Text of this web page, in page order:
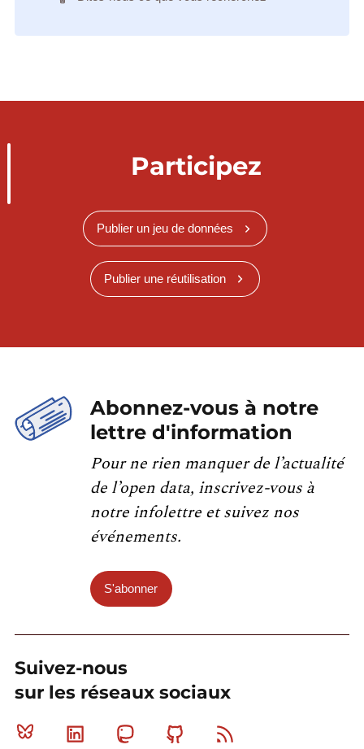
Participez
Publier un jeu de données
Publier une réutilisation
Abonnez-vous à notre
lettre d'information
Pour ne rien manquer de l’actualité
de l’open data, inscrivez-vous à
notre infolettre et suivez nos
événements.
S'abonner
Suivez-nous
sur les réseaux sociaux
Bluesky Linkedin MastodonGithub